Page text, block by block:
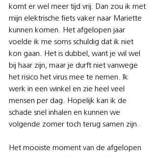
komt er wel meer tijd vrij. Dan zou ik met
mijn elektrische fiets vaker naar Mariette
kunnen komen. Het afgelopen jaar
voelde ik me soms schuldig dat ik niet
kon gaan. Het is dubbel, want je wil wel
bij haar zijn, maar je durft niet vanwege
het risico het virus mee te nemen. Ik
werk in een winkel en zie heel veel
mensen per dag. Hopelijk kan ik de
schade snel inhalen en kunnen we
volgende zomer toch terug samen zijn.
Het mooiste moment van de afgelopen